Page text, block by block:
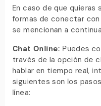
En caso de que quieras
formas de conectar con
se mencionan a
Chat Online: Puedes
través de la opción de
hablar en tiempo real,
siguientes son los
línea: